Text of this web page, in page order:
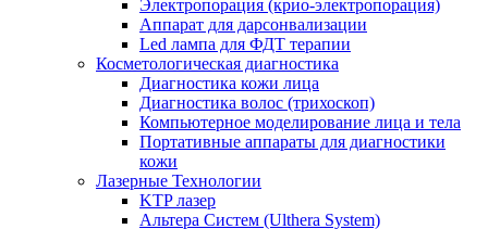
Электропорация (крио-электропорация)
Аппарат для дарсонвализации
Led лампа для ФДТ терапии
Косметологическая диагностика
Диагностика кожи лица
Диагностика волос (трихоскоп)
Компьютерное моделирование лица и тела
Портативные аппараты для диагностики
кожи
Лазерные Технологии
KTP лазер
Альтера Систем (Ulthera System)